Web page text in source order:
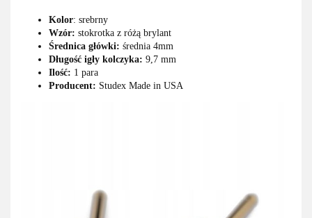
Kolor: srebrny
Wzór: stokrotka z różą brylant
Średnica główki: średnia 4mm
Długość igły kolczyka: 9,7 mm
Ilość: 1 para
Producent: Studex Made in USA